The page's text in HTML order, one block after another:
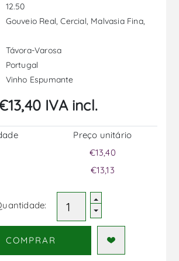
12.50
Gouveio Real, Cercial, Malvasia Fina,
Távora-Varosa
Portugal
Vinho Espumante
IVA incl.
Preço unitário
€13,40
€13,13
COMPRAR